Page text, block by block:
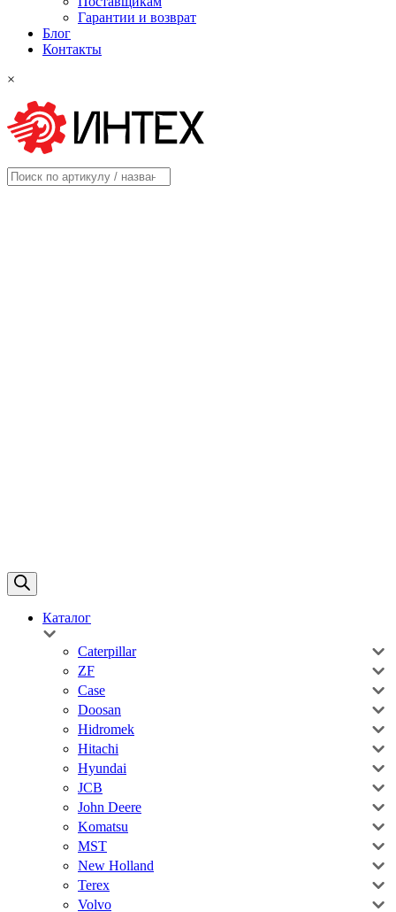
Гарантии и возврат
Блог
Контакты
×
Каталог
Caterpillar
ZF
Case
Doosan
Hidromek
Hitachi
Hyundai
JCB
John Deere
Komatsu
MST
New Holland
Terex
Volvo